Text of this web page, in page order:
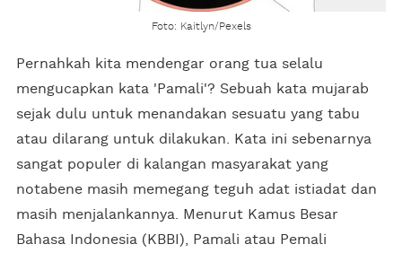
Foto: Kaitlyn/Pexels
Pernahkah kita mendengar orang tua selalu
mengucapkan kata 'Pamali'? Sebuah kata mujarab
sejak dulu untuk menandakan sesuatu yang tabu
atau dilarang untuk dilakukan. Kata ini sebenarnya
sangat populer di kalangan masyarakat yang
notabene masih memegang teguh adat istiadat dan
masih menjalankannya. Menurut Kamus Besar
Bahasa Indonesia (KBBI), Pamali atau Pemali